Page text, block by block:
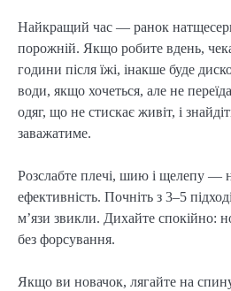
Найкращий час — ранок
порожній. Якщо робите вдень,
години після їжі, інакше буде
води, якщо хочеться, але не
одяг, що не стискає живіт, і
заважатиме.
Розслабте плечі, шию і щелепу —
ефективність. Почніть з 3–5
м’язи звикли. Дихайте спокійно:
без форсування.
Якщо ви новачок, лягайте на